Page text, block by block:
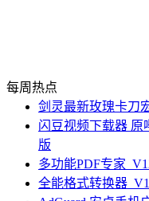
每周热点
剑灵最新玫瑰卡刀
闪豆视频下载器 原
版
多功能PDF专家
全能格式转换器